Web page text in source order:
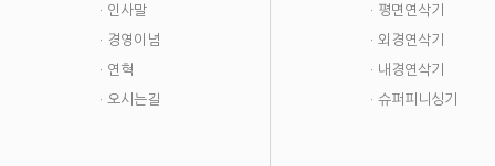
· 인사말
· 경영이념
· 연혁
· 오시는길
· 평면연삭기
· 외경연삭기
· 내경연삭기
· 슈퍼피니싱기